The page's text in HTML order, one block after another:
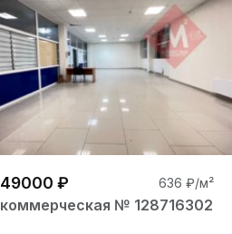
49000 ₽ 636 ₽/м²
коммерческая № 128716302